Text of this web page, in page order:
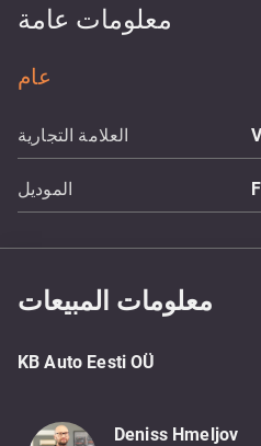
معلومات عامة
عام
العلامة التجارية
الموديل
معلومات المبيعات
KB Auto Eesti OÜ
Deniss Hmeljov